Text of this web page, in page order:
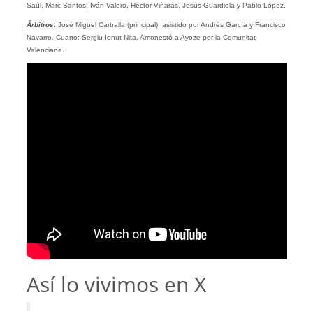
Saúl, Marc Santos, Iván Valero, Héctor Viñarás, Jesús Guardiola y Pablo López.
Árbitros: José Miguel Carballa (principal), asistido por Andrés García y Francisco
Navarro. Cuarto: Sergiu Ionut Nita. Amonestó a Ayoze por la Comunitat
Valenciana.
Así lo vivimos en X